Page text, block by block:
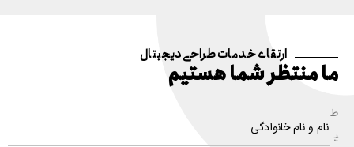
ارتقای خدمات طراحی دیجیتال
ما منتظر شما هستیم
ط
ی